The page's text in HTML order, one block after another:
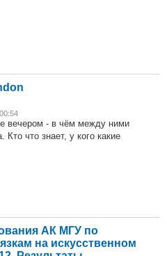
вечером - в чём между ними
Кто что знает, у кого какие
АК МГУ по
на искусственном